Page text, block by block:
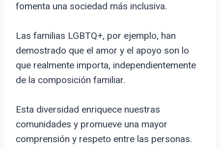
fomenta una sociedad más inclusiva.
Las familias LGBTQ+, por ejemplo, han
demostrado que el amor y el apoyo son lo
que realmente importa, independientemente
de la composición familiar.
Esta diversidad enriquece nuestras
comunidades y promueve una mayor
comprensión y respeto entre las personas.